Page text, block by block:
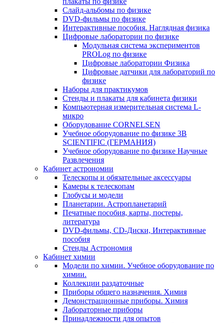
Слайд-альбомы по физике
DVD-фильмы по физике
Интерактивные пособия. Наглядная физика
Цифровые лаборатории по физике
Модульная система экспериментов
PROLog по физике
Цифровые лаборатории Физика
Цифровые датчики для лабораторий по
физике
Наборы для практикумов
Стенды и плакаты для кабинета физики
Компьютерная измерительная система L-
микро
Оборудование CORNELSEN
Учебное оборудование по физике 3B
SCIENTIFIC (ГЕРМАНИЯ)
Учебное оборудование по физике Научные
Развлечения
Кабинет астрономии
Телескопы и обязательные аксессуары
Камеры к телескопам
Глобусы и модели
Планетарии. Астропланетарий
Печатные пособия, карты, постеры,
литература
DVD-фильмы, CD-Диски, Интерактивные
пособия
Стенды Астрономия
Кабинет химии
Модели по химии. Учебное оборудование по
химии.
Коллекции раздаточные
Приборы общего назначения. Химия
Демонстрационные приборы. Химия
Лабораторные приборы
Принадлежности для опытов